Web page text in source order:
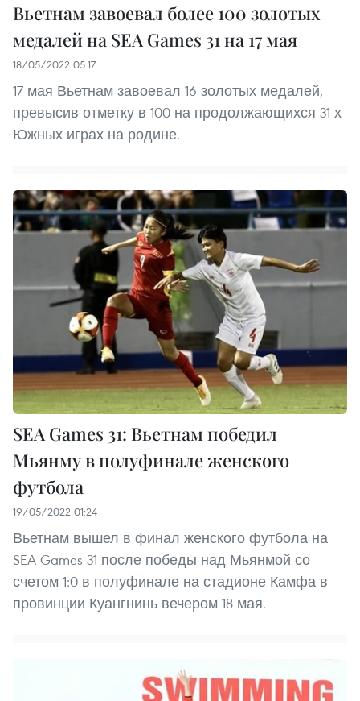
Вьетнам завоевал более 100 золотых
медалей на SEA Games 31 на 17 мая
18/05/2022 05:17
17 мая Вьетнам завоевал 16 золотых медалей,
превысив отметку в 100 на продолжающихся 31-х
Южных играх на родине.
SEA Games 31: Вьетнам победил
Мьянму в полуфинале женского
футбола
19/05/2022 01:24
Вьетнам вышел в финал женского футбола на
SEA Games 31 после победы над Мьянмой со
счетом 1:0 в полуфинале на стадионе Камфа в
провинции Куангнинь вечером 18 мая.